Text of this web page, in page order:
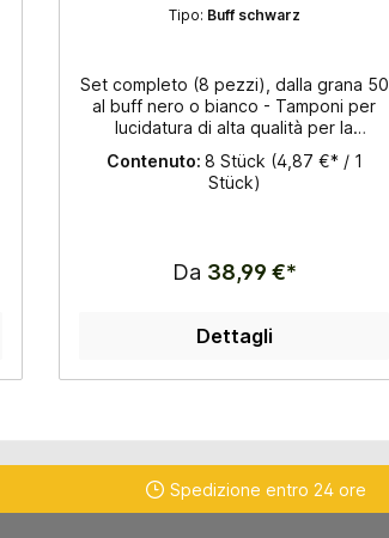
spessore 3,5mm
Tipo: Buff schwarz
Set completo (8 pezzi), dalla grana 50
al buff nero o bianco - Tamponi per
lucidatura di alta qualità per la
levigatura a secco con velcro -
Diametro: 125 mm - Spessore: 3,5 mm
- Adatto per granito e marmo - Per
Contenuto: 8 Stück (4,87 €* / 1
Stück)
Da 38,99 €*
Dettagli
Spedizione entro 24 ore